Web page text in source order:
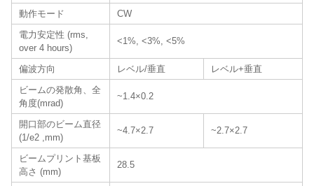
動作モード
CW
電力安定性 (rms,
over 4 hours)
<1%, <3%, <5%
偏波方向 レベル/垂直
レベル+垂直
ビームの発散角、全
角度(mrad)
~1.4×0.2
開口部のビーム直径
(1/e2 ,mm)
~4.7×2.7 ~2.7×2.7
ビームプリント基板
高さ (mm)
28.5